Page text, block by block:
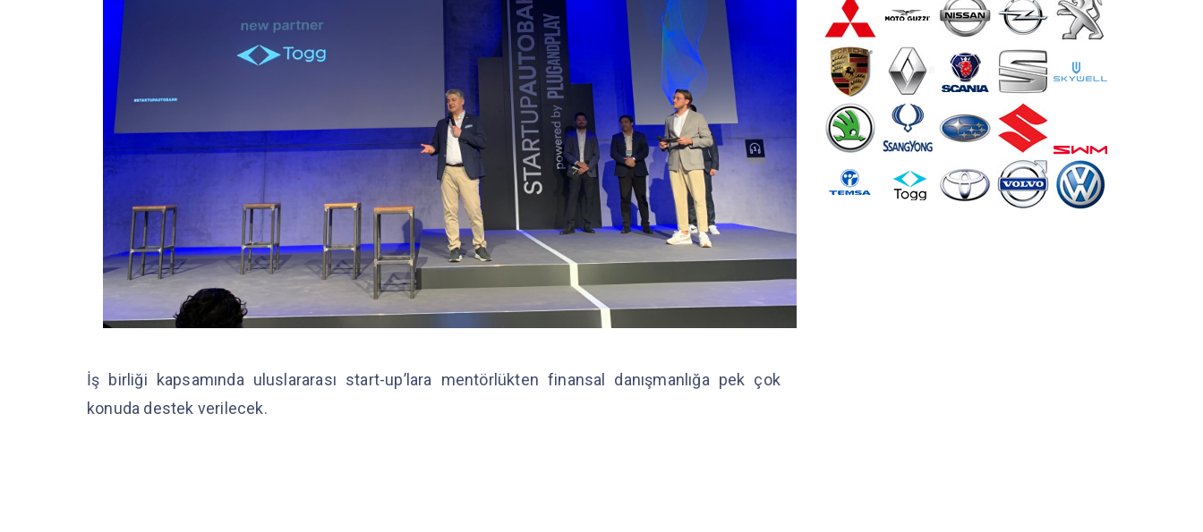
İş birliği kapsamında uluslararası start-up’lara mentörlükten finansal danışmanlığa pek çok
konuda destek verilecek.